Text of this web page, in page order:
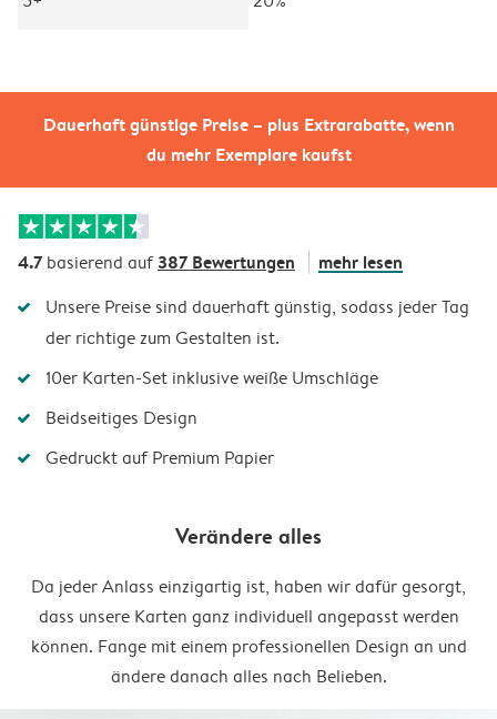
Dauerhaft günstige Preise – plus Extrarabatte, wenn
du mehr Exemplare kaufst
4.7 basierend auf387 Bewertungen mehr lesen
Unsere Preise sind dauerhaft günstig, sodass jeder Tag
der richtige zum Gestalten ist.
10er Karten-Set inklusive weiße Umschläge
Beidseitiges Design
Gedruckt auf Premium Papier
Verändere alles
Da jeder Anlass einzigartig ist, haben wir dafür gesorgt,
dass unsere Karten ganz individuell angepasst werden
können. Fange mit einem professionellen Design an und
ändere danach alles nach Belieben.